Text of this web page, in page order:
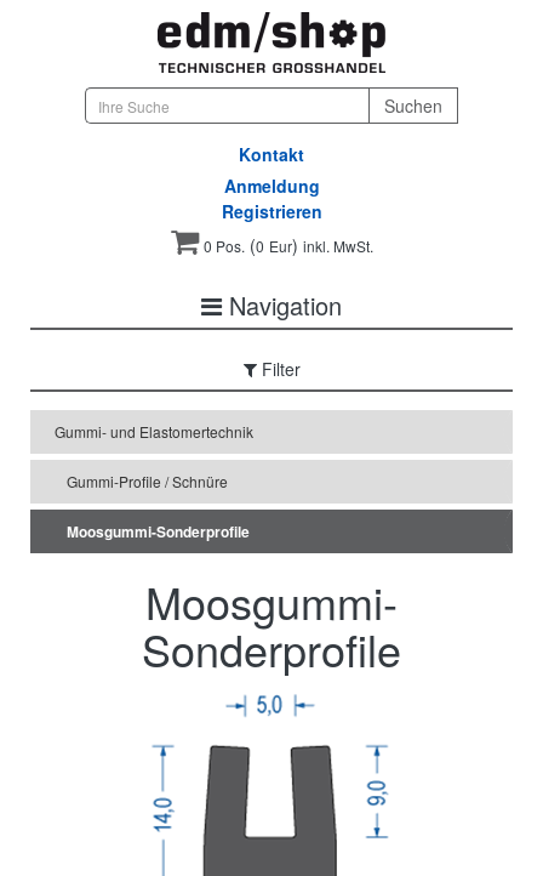
Kontakt
Anmeldung
Registrieren
0 Pos.(0 Eur) inkl. MwSt.
Navigation
Filter
Gummi- und Elastomertechnik
Gummi-Profile / Schnüre
Moosgummi-Sonderprofile
Moosgummi-
Sonderprofile